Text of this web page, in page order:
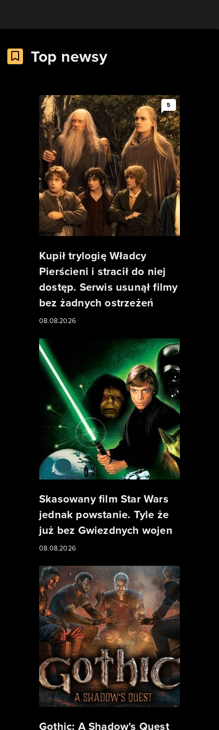
Top newsy
5
Kupił trylogię Władcy
Pierścieni i stracił do niej
dostęp. Serwis usunął filmy
bez żadnych ostrzeżeń
08.08.2026
Skasowany film Star Wars
jednak powstanie. Tyle że
już bez Gwiezdnych wojen
08.08.2026
Gothic: A Shadow's Quest